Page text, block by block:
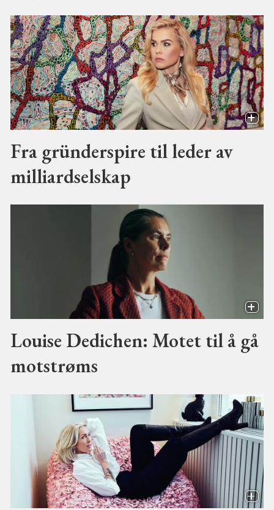
Fra gründerspire til leder av
milliardselskap
Louise Dedichen: Motet til å gå
motstrøms